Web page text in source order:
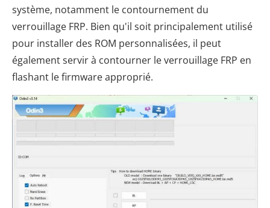
système, notamment le contournement du
verrouillage FRP. Bien qu'il soit principalement utilisé
pour installer des ROM personnalisées, il peut
également servir à contourner le verrouillage FRP en
flashant le firmware approprié.